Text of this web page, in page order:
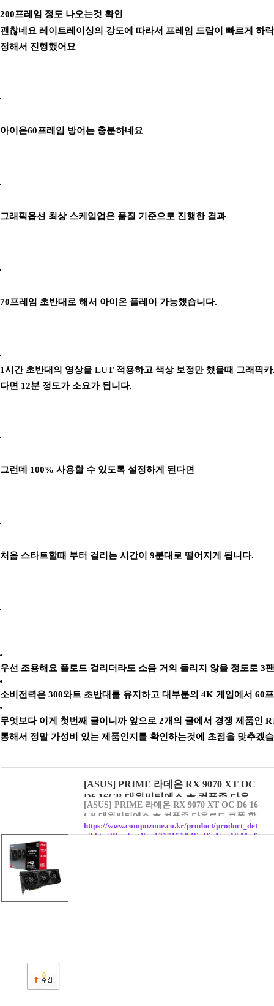
200프레임 정도 나오는것 확인
괜찮네요 레이트레이싱의 강도에 따라서 프레임 드랍이 빠르게 하
정해서 진행했어요
아이온60프레임 방어는 충분하네요
그래픽옵션 최상 스케일업은 품질 기준으로 진행한 결과
70프레임 초반대로 해서 아이온 플레이 가능했습니다.
1시간 초반대의 영상을 LUT 적용하고 색상 보정만 했을때 그래픽
다면 12분 정도가 소요가 됩니다.
그런데 100% 사용할 수 있도록 설정하게 된다면
처음 스타트할때 부터 걸리는 시간이 9분대로 떨어지게 됩니다.
우선 조용해요 풀로드 걸리더라도 소음 거의 들리지 않을 정도로 3
소비전력은 300와트 초반대를 유지하고 대부분의 4K 게임에서 60
무엇보다 이게 첫번째 글이니까 앞으로 2개의 글에서 경쟁 제품인
통해서 정말 가성비 있는 제품인지를 확인하는것에 초점을 맞추겠
[ASUS] PRIME 라데온 RX 9070 XT OC
D6 16GB 대원씨티에스 ★ 컴퓨존 다운
로드 쿠폰 할인 ★ : 컴퓨존
[ASUS] PRIME 라데온 RX 9070 XT OC D6 16
GB 대원씨티에스 ★ 컴퓨존 다운로드 쿠폰 할
인 ★
https://www.compuzone.co.kr/product/product_det
ail.htm?ProductNo=1217151&BigDivNo=4&Medi
0